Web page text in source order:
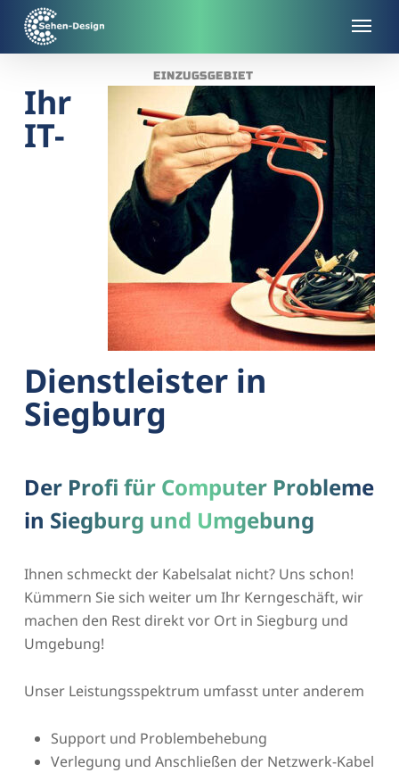
main
EINZUGSGEBIET
Ihr
IT-
Dienstleister in
Siegburg
Der Profi für Computer Probleme
in Siegburg und Umgebung
Ihnen schmeckt der Kabelsalat nicht? Uns schon!
Kümmern Sie sich weiter um Ihr Kerngeschäft, wir
machen den Rest direkt vor Ort in Siegburg und
Umgebung!
Unser Leistungsspektrum umfasst unter anderem
Support und Problembehebung
Verlegung und Anschließen der Netzwerk-Kabel